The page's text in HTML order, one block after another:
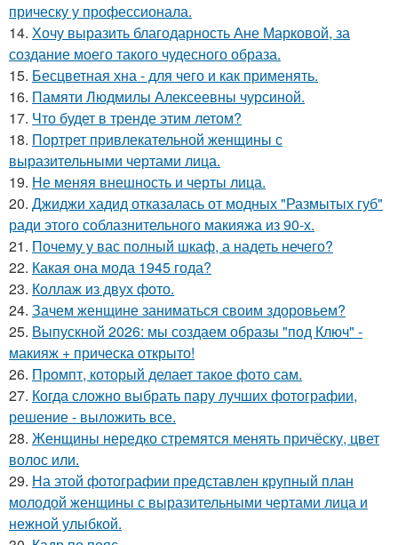
прическу у профессионала.
14. Хочу выразить благодарность Ане Марковой, за
создание моего такого чудесного образа.
15. Бесцветная хна - для чего и как применять.
16. Памяти Людмилы Алексеевны чурсиной.
17. Что будет в тренде этим летом?
18. Портрет привлекательной женщины с
выразительными чертами лица.
19. Не меняя внешность и черты лица.
20. Джиджи хадид отказалась от модных "Размытых губ"
ради этого соблазнительного макияжа из 90-х.
21. Почему у вас полный шкаф, а надеть нечего?
22. Какая она мода 1945 года?
23. Коллаж из двух фото.
24. Зачем женщине заниматься своим здоровьем?
25. Выпускной 2026: мы создаем образы "под Ключ" -
макияж + прическа открыто!
26. Промпт, который делает такое фото сам.
27. Когда сложно выбрать пару лучших фотографии,
решение - выложить все.
28. Женщины нередко стремятся менять причёску, цвет
волос или.
29. На этой фотографии представлен крупный план
молодой женщины с выразительными чертами лица и
нежной улыбкой.